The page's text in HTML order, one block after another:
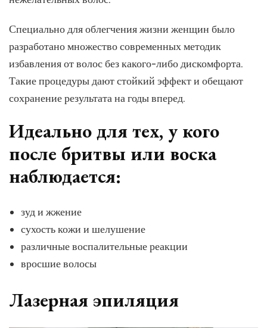
Специально для облегчения жизни женщин было
разработано множество современных методик
избавления от волос без какого-либо дискомфорта.
Такие процедуры дают стойкий эффект и обещают
сохранение результата на годы вперед.
Идеально для тех, у кого
после бритвы или воска
наблюдается:
зуд и жжение
сухость кожи и шелушение
различные воспалительные реакции
вросшие волосы
Лазерная эпиляция